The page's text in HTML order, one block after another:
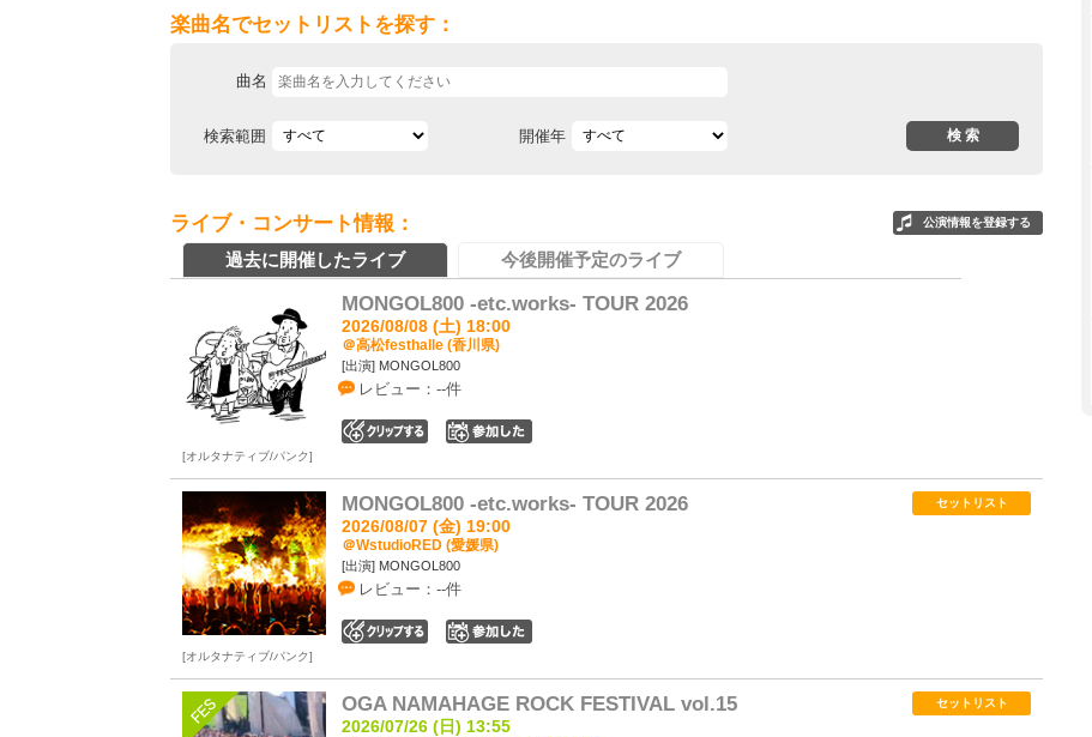
楽曲名でセットリストを探す：
曲名
検索範囲 開催年
ライブ・コンサート情報： 公演情報を登録する
過去に開催したライブ 今後開催予定のライブ
MONGOL800 -etc.works- TOUR 2026
2026/08/08 (土) 18:00
＠高松festhalle (香川県)
[出演] MONGOL800
レビュー：--件
オルタナティブ/パンク
MONGOL800 -etc.works- TOUR 2026
2026/08/07 (金) 19:00
＠WstudioRED (愛媛県)
[出演] MONGOL800
レビュー：--件
セットリスト
オルタナティブ/パンク
OGA NAMAHAGE ROCK FESTIVAL vol.15
2026/07/26 (日) 13:55
セットリスト